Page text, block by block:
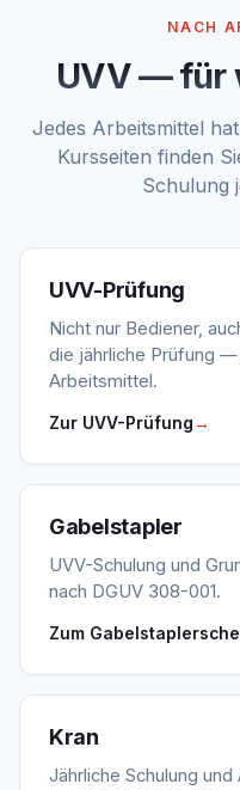
NACH
UVV — für
Jedes Arbeitsmittel
Kursseiten finden
Schulung
UVV-Prüfung
Nicht nur Bediener,
die jährliche Prüfung
Arbeitsmittel.
Zur UVV-Prüfung→
Gabelstapler
UVV-Schulung und
nach DGUV 308-001.
Zum
Kran
Jährliche Schulung